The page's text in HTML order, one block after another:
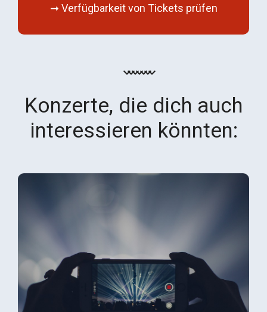
➞ Verfügbarkeit von Tickets prüfen
Konzerte, die dich auch
interessieren könnten: